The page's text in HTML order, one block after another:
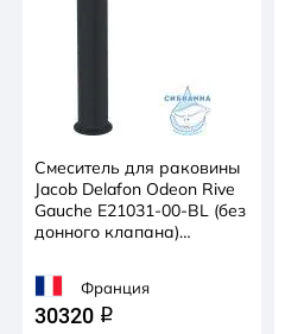
Смеситель для раковины
Jacob Delafon Odeon Rive
Gauche E21031-00-BL (без
донного клапана)
Франция
30320 q